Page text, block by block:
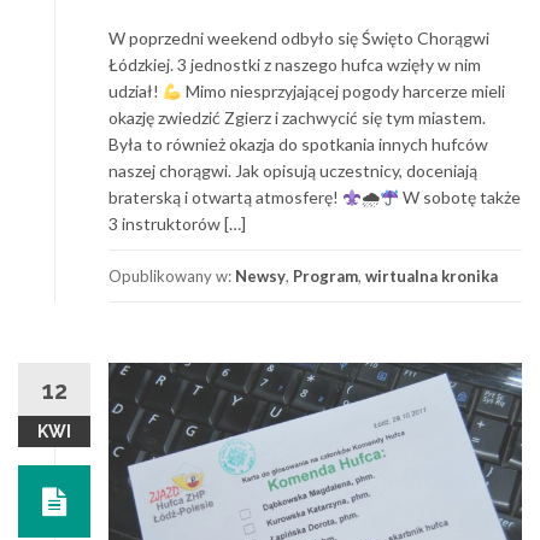
W poprzedni weekend odbyło się Święto Chorągwi
Łódzkiej. 3 jednostki z naszego hufca wzięły w nim
udział!
Mimo niesprzyjającej pogody harcerze mieli
okazję zwiedzić Zgierz i zachwycić się tym miastem.
Była to również okazja do spotkania innych hufców
naszej chorągwi. Jak opisują uczestnicy, doceniają
braterską i otwartą atmosferę!
🌧
W sobotę także
3 instruktorów […]
Opublikowany w: Newsy, Program, wirtualna kronika
12
KWI